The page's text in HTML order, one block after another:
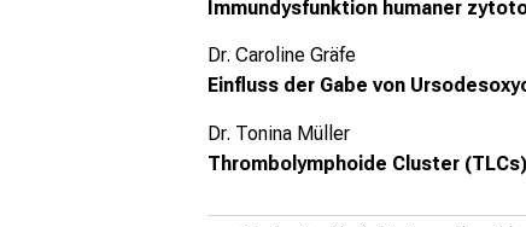
Immundysfunktion humaner
Dr. Caroline Gräfe
Einfluss der Gabe von
Dr. Tonina Müller
Thrombolymphoide Cluster